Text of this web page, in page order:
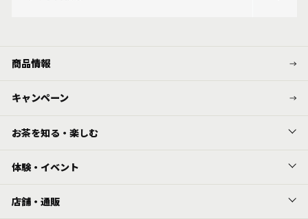
商品情報
キャンペーン
お茶を知る・楽しむ
体験・イベント
店舗・通販